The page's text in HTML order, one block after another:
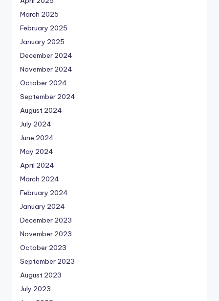
March 2025
February 2025
January 2025
December 2024
November 2024
October 2024
September 2024
August 2024
July 2024
June 2024
May 2024
April 2024
March 2024
February 2024
January 2024
December 2023
November 2023
October 2023
September 2023
August 2023
July 2023